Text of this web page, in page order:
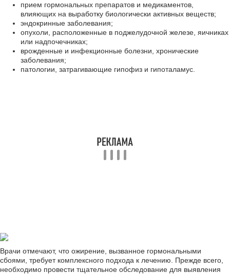
прием гормональных препаратов и медикаментов,
влияющих на выработку биологически активных веществ;
эндокринные заболевания;
опухоли, расположенные в поджелудочной железе, яичниках
или надпочечниках;
врожденные и инфекционные болезни, хронические
заболевания;
патологии, затрагивающие гипофиз и гипоталамус.
Врачи отмечают, что ожирение, вызванное гормональными
сбоями, требует комплексного подхода к лечению. Прежде всего,
необходимо провести тщательное обследование для выявления